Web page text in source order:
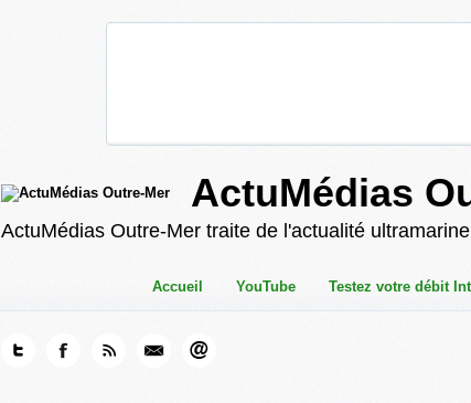
ActuMédias
ActuMédias Outre-Mer traite de l'actualité
Accueil YouTube Testez votre débit